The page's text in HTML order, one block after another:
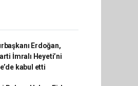
Erdoğan,
İmralı Heyeti’ni
kabul etti